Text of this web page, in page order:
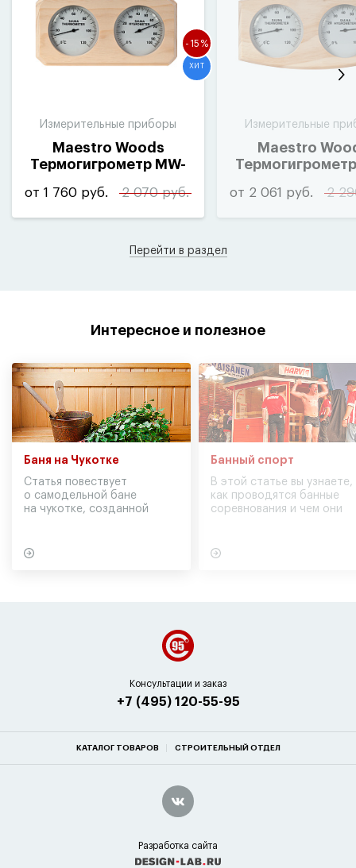
-15%
ХИТ
Измерительные приборы
Maestro Woods
Термогигрометр MW-
от 1 760 руб. 2 070 руб.
Измерительные
Maestro
от 2 061 руб. 2
Перейти в раздел
Интересное и полезное
Баня на Чукотке
Статья повествует
о самодельной бане
на чукотке, созданной
Банный спорт
В этой статье вы узнаете,
как проводятся банные
соревнования и чем они
Консультации и заказ
+7 (495) 120-55-95
КАТАЛОГ ТОВАРОВ СТРОИТЕЛЬНЫЙ ОТДЕЛ
Разработка сайта